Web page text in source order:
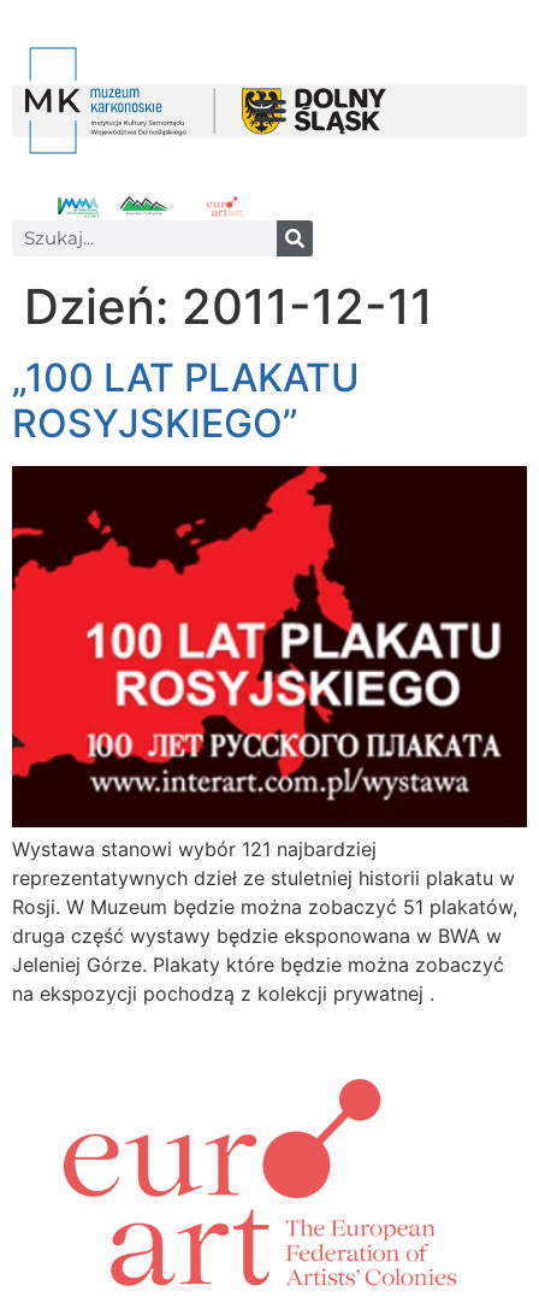
Dzień: 2011-12-11
„100 LAT PLAKATU
ROSYJSKIEGO”
Wystawa stanowi wybór 121 najbardziej
reprezentatywnych dzieł ze stuletniej historii plakatu w
Rosji. W Muzeum będzie można zobaczyć 51 plakatów,
druga część wystawy będzie eksponowana w BWA w
Jeleniej Górze. Plakaty które będzie można zobaczyć
na ekspozycji pochodzą z kolekcji prywatnej .